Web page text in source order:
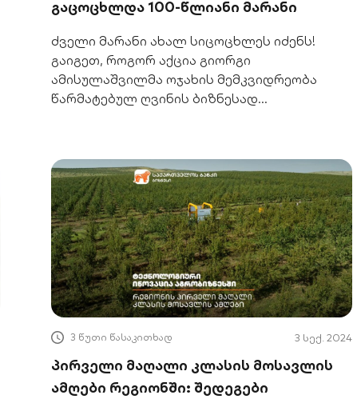
გაცოცხლდა 100-წლიანი მარანი
ძველი მარანი ახალ სიცოცხლეს იძენს!
გაიგეთ, როგორ აქცია გიორგი
ამისულაშვილმა ოჯახის მემკვიდრეობა
წარმატებულ ღვინის ბიზნესად
3 წუთი წასაკითხად 3 სექ. 2024
პირველი მაღალი კლასის მოსავლის
ამღები რეგიონში: შედეგები